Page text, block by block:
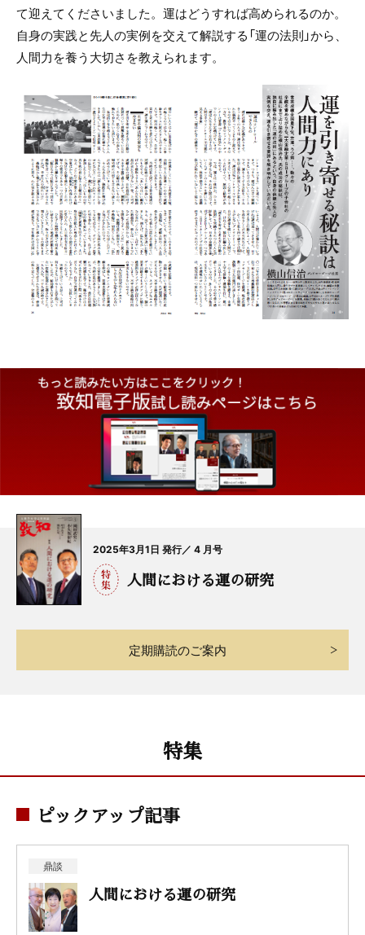
て迎えてくださいました。運はどうすれば高められるのか。
自身の実践と先人の実例を交えて解説する「運の法則」から、
人間力を養う大切さを教えられます。
2025年3月1日 発行／ 4 月号
人間における運の研究
定期購読のご案内
特集
ピックアップ記事
鼎談
人間における運の研究